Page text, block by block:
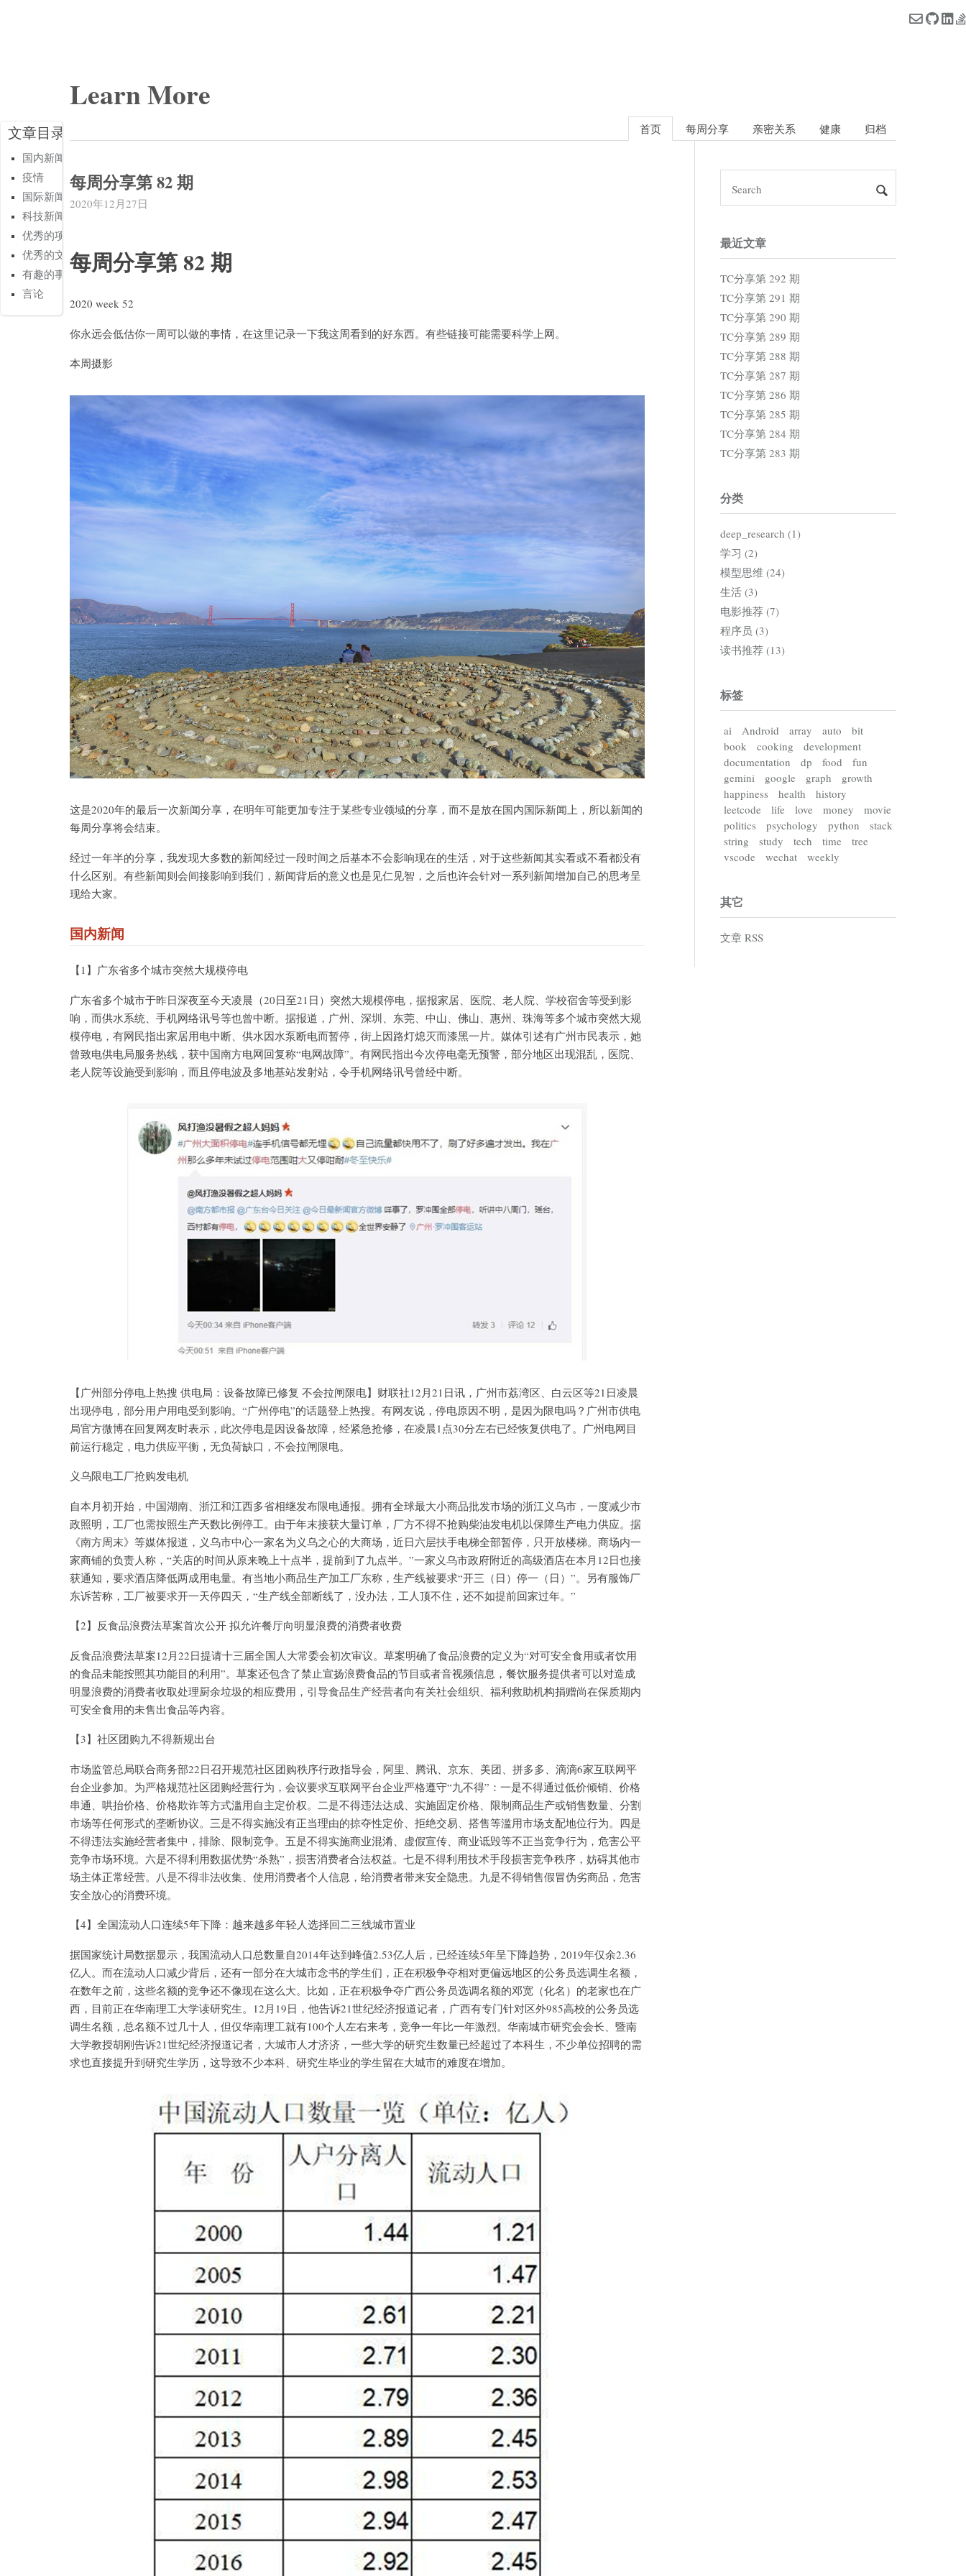
Learn More
首页 每周分享 亲密关系 健康 归档
文章目录
国内新闻
疫情
国际新闻
科技新闻
优秀的项目
优秀的文章
有趣的事情
言论
每周分享第 82 期
2020年12月27日
每周分享第 82 期
2020 week 52
你永远会低估你一周可以做的事情，在这里记录一下我这周看到的好东西。有些链接可能需要科学上网。
本周摄影
这是2020年的最后一次新闻分享，在明年可能更加专注于某些专业领域的分享，而不是放在国内国际新闻上，所以新闻的
每周分享将会结束。
经过一年半的分享，我发现大多数的新闻经过一段时间之后基本不会影响现在的生活，对于这些新闻其实看或不看都没有
什么区别。有些新闻则会间接影响到我们，新闻背后的意义也是见仁见智，之后也许会针对一系列新闻增加自己的思考呈
现给大家。
国内新闻
【1】广东省多个城市突然大规模停电
广东省多个城市于昨日深夜至今天凌晨（20日至21日）突然大规模停电，据报家居、医院、老人院、学校宿舍等受到影
响，而供水系统、手机网络讯号等也曾中断。据报道，广州、深圳、东莞、中山、佛山、惠州、珠海等多个城市突然大规
模停电，有网民指出家居用电中断、供水因水泵断电而暂停，街上因路灯熄灭而漆黑一片。媒体引述有广州市民表示，她
曾致电供电局服务热线，获中国南方电网回复称“电网故障”。有网民指出今次停电毫无预警，部分地区出现混乱，医院、
老人院等设施受到影响，而且停电波及多地基站发射站，令手机网络讯号曾经中断。
【广州部分停电上热搜 供电局：设备故障已修复 不会拉闸限电】财联社12月21日讯，广州市荔湾区、白云区等21日凌晨
出现停电，部分用户用电受到影响。“广州停电”的话题登上热搜。有网友说，停电原因不明，是因为限电吗？广州市供电
局官方微博在回复网友时表示，此次停电是因设备故障，经紧急抢修，在凌晨1点30分左右已经恢复供电了。广州电网目
前运行稳定，电力供应平衡，无负荷缺口，不会拉闸限电。
义乌限电工厂抢购发电机
自本月初开始，中国湖南、浙江和江西多省相继发布限电通报。拥有全球最大小商品批发市场的浙江义乌市，一度减少市
政照明，工厂也需按照生产天数比例停工。由于年末接获大量订单，厂方不得不抢购柴油发电机以保障生产电力供应。据
《南方周末》等媒体报道，义乌市中心一家名为义乌之心的大商场，近日六层扶手电梯全部暂停，只开放楼梯。商场内一
家商铺的负责人称，“关店的时间从原来晚上十点半，提前到了九点半。”一家义乌市政府附近的高级酒店在本月12日也接
获通知，要求酒店降低两成用电量。有当地小商品生产加工厂东称，生产线被要求“开三（日）停一（日）”。另有服饰厂
东诉苦称，工厂被要求开一天停四天，“生产线全部断线了，没办法，工人顶不住，还不如提前回家过年。”
【2】反食品浪费法草案首次公开 拟允许餐厅向明显浪费的消费者收费
反食品浪费法草案12月22日提请十三届全国人大常委会初次审议。草案明确了食品浪费的定义为“对可安全食用或者饮用
的食品未能按照其功能目的利用”。草案还包含了禁止宣扬浪费食品的节目或者音视频信息，餐饮服务提供者可以对造成
明显浪费的消费者收取处理厨余垃圾的相应费用，引导食品生产经营者向有关社会组织、福利救助机构捐赠尚在保质期内
可安全食用的未售出食品等内容。
【3】社区团购九不得新规出台
市场监管总局联合商务部22日召开规范社区团购秩序行政指导会，阿里、腾讯、京东、美团、拼多多、滴滴6家互联网平
台企业参加。为严格规范社区团购经营行为，会议要求互联网平台企业严格遵守“九不得”：一是不得通过低价倾销、价格
串通、哄抬价格、价格欺诈等方式滥用自主定价权。二是不得违法达成、实施固定价格、限制商品生产或销售数量、分割
市场等任何形式的垄断协议。三是不得实施没有正当理由的掠夺性定价、拒绝交易、搭售等滥用市场支配地位行为。四是
不得违法实施经营者集中，排除、限制竞争。五是不得实施商业混淆、虚假宣传、商业诋毁等不正当竞争行为，危害公平
竞争市场环境。六是不得利用数据优势“杀熟”，损害消费者合法权益。七是不得利用技术手段损害竞争秩序，妨碍其他市
场主体正常经营。八是不得非法收集、使用消费者个人信息，给消费者带来安全隐患。九是不得销售假冒伪劣商品，危害
安全放心的消费环境。
【4】全国流动人口连续5年下降：越来越多年轻人选择回二三线城市置业
据国家统计局数据显示，我国流动人口总数量自2014年达到峰值2.53亿人后，已经连续5年呈下降趋势，2019年仅余2.36
亿人。而在流动人口减少背后，还有一部分在大城市念书的学生们，正在积极争夺相对更偏远地区的公务员选调生名额，
在数年之前，这些名额的竞争还不像现在这么大。比如，正在积极争夺广西公务员选调名额的邓宽（化名）的老家也在广
西，目前正在华南理工大学读研究生。12月19日，他告诉21世纪经济报道记者，广西有专门针对区外985高校的公务员选
调生名额，总名额不过几十人，但仅华南理工就有100个人左右来考，竞争一年比一年激烈。华南城市研究会会长、暨南
大学教授胡刚告诉21世纪经济报道记者，大城市人才济济，一些大学的研究生数量已经超过了本科生，不少单位招聘的需
求也直接提升到研究生学历，这导致不少本科、研究生毕业的学生留在大城市的难度在增加。
最近文章
TC分享第 292 期
TC分享第 291 期
TC分享第 290 期
TC分享第 289 期
TC分享第 288 期
TC分享第 287 期
TC分享第 286 期
TC分享第 285 期
TC分享第 284 期
TC分享第 283 期
分类
deep_research (1)
学习 (2)
模型思维 (24)
生活 (3)
电影推荐 (7)
程序员 (3)
读书推荐 (13)
标签
ai Android array auto
bit
book
cooking
development
documentation
dp food
fun
gemini
google graph
growth
happiness
health
history
leetcode
life love money
movie
politics
psychology python
stack
string
study tech time
tree
vscode
wechat weekly
其它
文章 RSS